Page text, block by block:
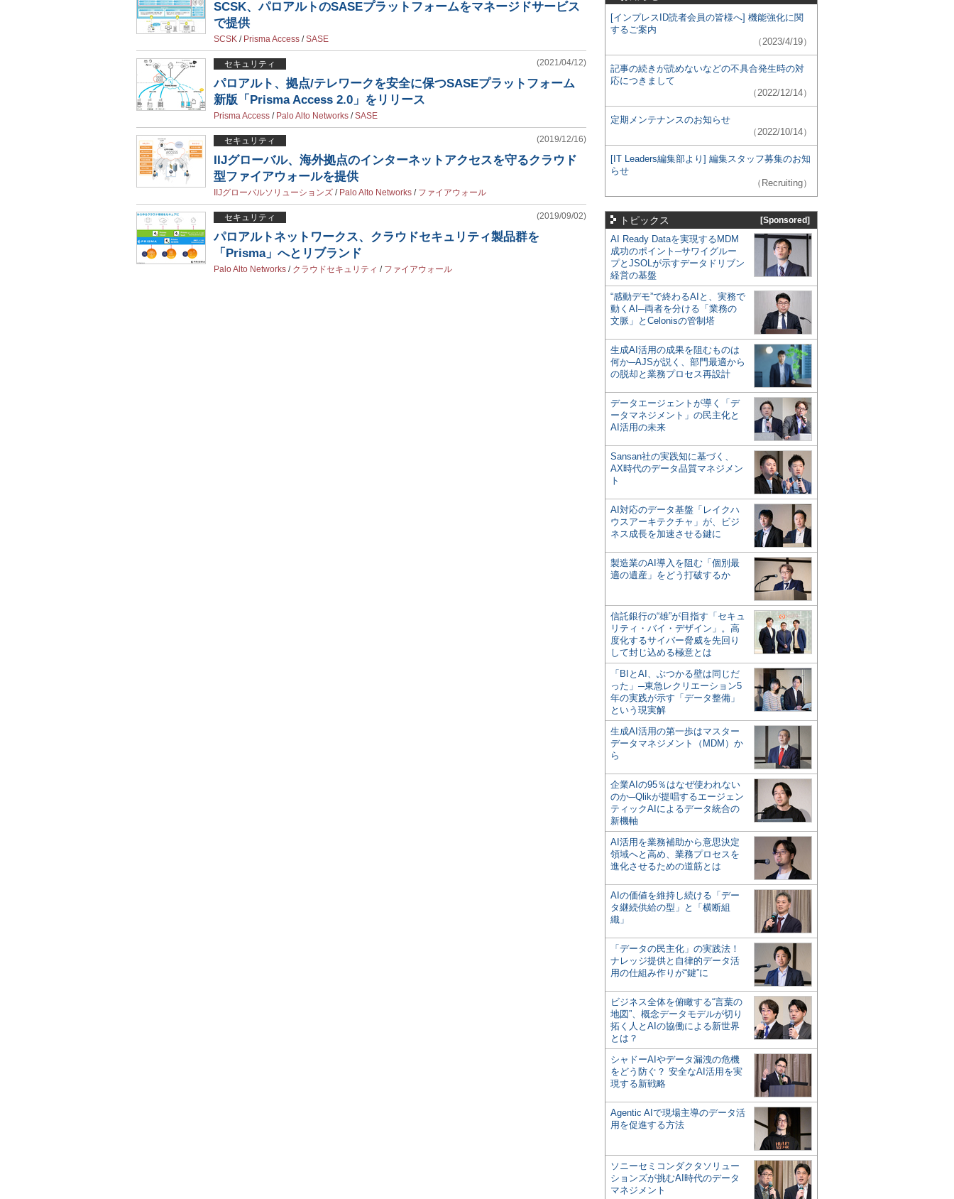
SCSK、パロアルトのSASEプラットフォームをマネージドサービス
で提供
SCSK / Prisma Access /SASE
セキュリティ (2021/04/12)
パロアルト、拠点/テレワークを安全に保つSASEプラットフォーム
新版「Prisma Access 2.0」をリリース
Prisma Access / Palo Alto Networks /SASE
セキュリティ (2019/12/16)
IIJグローバル、海外拠点のインターネットアクセスを守るクラウド
型ファイアウォールを提供
IIJグローバルソリューションズ / Palo Alto Networks / ファイアウォール
セキュリティ (2019/09/02)
パロアルトネットワークス、クラウドセキュリティ製品群を
「Prisma」へとリブランド
Palo Alto Networks / クラウドセキュリティ / ファイアウォール
[インプレスID読者会員の皆様へ] 機能強化に関
するご案内
（2023/4/19）
記事の続きが読めないなどの不具合発生時の対
応につきまして
（2022/12/14）
定期メンテナンスのお知らせ
（2022/10/14）
[IT Leaders編集部より] 編集スタッフ募集のお知
らせ
（Recruiting）
トピックス [Sponsored]
AI Ready Dataを実現するMDM
成功のポイント─サワイグルー
プとJSOLが示すデータドリブン
経営の基盤
“感動デモ”で終わるAIと、実務で
動くAI─両者を分ける「業務の
文脈」とCelonisの管制塔
生成AI活用の成果を阻むものは
何か─AJSが説く、部門最適から
の脱却と業務プロセス再設計
データエージェントが導く「デ
ータマネジメント」の民主化と
AI活用の未来
Sansan社の実践知に基づく、
AX時代のデータ品質マネジメン
ト
AI対応のデータ基盤「レイクハ
ウスアーキテクチャ」が、ビジ
ネス成長を加速させる鍵に
製造業のAI導入を阻む「個別最
適の遺産」をどう打破するか
信託銀行の“雄”が目指す「セキュ
リティ・バイ・デザイン」。高
度化するサイバー脅威を先回り
して封じ込める極意とは
「BIとAI、ぶつかる壁は同じだ
った」─東急レクリエーション5
年の実践が示す「データ整備」
という現実解
生成AI活用の第一歩はマスター
データマネジメント（MDM）か
ら
企業AIの95％はなぜ使われない
のか─Qlikが提唱するエージェン
ティックAIによるデータ統合の
新機軸
AI活用を業務補助から意思決定
領域へと高め、業務プロセスを
進化させるための道筋とは
AIの価値を維持し続ける「デー
タ継続供給の型」と「横断組
織」
「データの民主化」の実践法！
ナレッジ提供と自律的データ活
用の仕組み作りが“鍵”に
ビジネス全体を俯瞰する“言葉の
地図”、概念データモデルが切り
拓く人とAIの協働による新世界
とは？
シャドーAIやデータ漏洩の危機
をどう防ぐ？ 安全なAI活用を実
現する新戦略
Agentic AIで現場主導のデータ活
用を促進する方法
ソニーセミコンダクタソリュー
ションズが挑むAI時代のデータ
マネジメント